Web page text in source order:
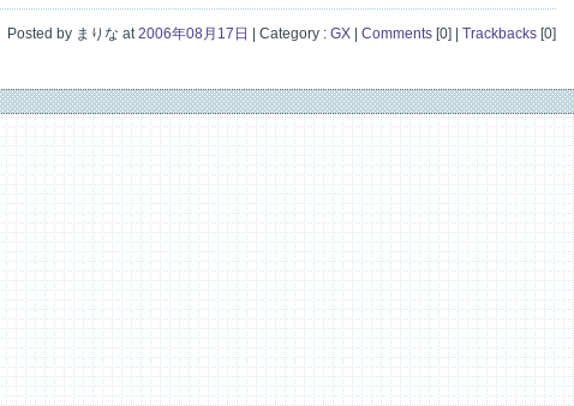
Posted by まりな at 2006年08月17日 | Category : GX Comments [0] Trackbacks [0]